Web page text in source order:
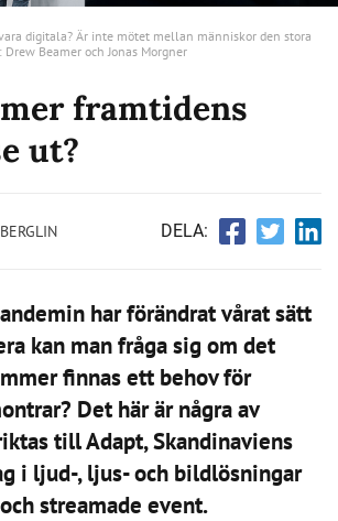
digitala? Är inte mötet mellan människor den stora
Beamer och Jonas Morgner
framtidens
ut?
DELA:
har förändrat vårat sätt
kan man fråga sig om det
finnas ett behov för
Det här är några av
till Adapt, Skandinaviens
i ljud-, ljus- och bildlösningar
streamade event.